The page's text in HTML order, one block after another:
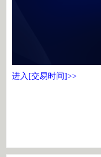
进入[交易时间]>>